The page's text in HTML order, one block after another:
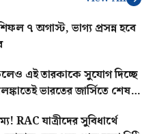
সফল পরীক্ষা সম্পন্ন মাঝারি
পাল্লার ব্যালিস্টিক মিসাইল অগ্নি ৪-
View All